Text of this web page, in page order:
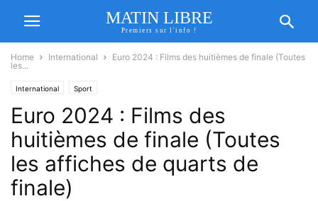
MATIN LIBRE
Premiers sur l'info !
Home International
Euro 2024 : Films des huitièmes de finale (Toutes
les...
International Sport
Euro 2024 : Films des
huitièmes de finale (Toutes
les affiches de quarts de
finale)